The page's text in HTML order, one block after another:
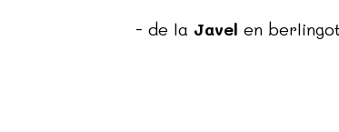
- de la Javelen berlingot